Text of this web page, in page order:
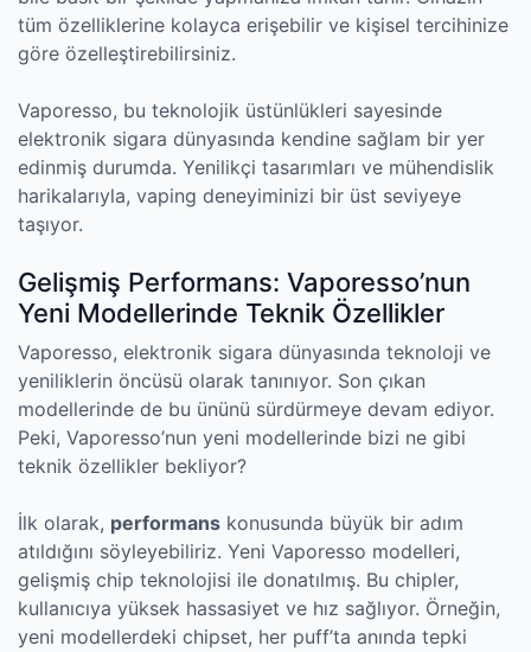
tüm özelliklerine kolayca erişebilir ve kişisel tercihinize
göre özelleştirebilirsiniz.
Vaporesso, bu teknolojik üstünlükleri sayesinde
elektronik sigara dünyasında kendine sağlam bir yer
edinmiş durumda. Yenilikçi tasarımları ve mühendislik
harikalarıyla, vaping deneyiminizi bir üst seviyeye
taşıyor.
Gelişmiş Performans: Vaporesso’nun
Yeni Modellerinde Teknik Özellikler
Vaporesso, elektronik sigara dünyasında teknoloji ve
yeniliklerin öncüsü olarak tanınıyor. Son çıkan
modellerinde de bu ününü sürdürmeye devam ediyor.
Peki, Vaporesso’nun yeni modellerinde bizi ne gibi
teknik özellikler bekliyor?
İlk olarak, performans konusunda büyük bir adım
atıldığını söyleyebiliriz. Yeni Vaporesso modelleri,
gelişmiş chip teknolojisi ile donatılmış. Bu chipler,
kullanıcıya yüksek hassasiyet ve hız sağlıyor. Örneğin,
yeni modellerdeki chipset, her puff’ta anında tepki